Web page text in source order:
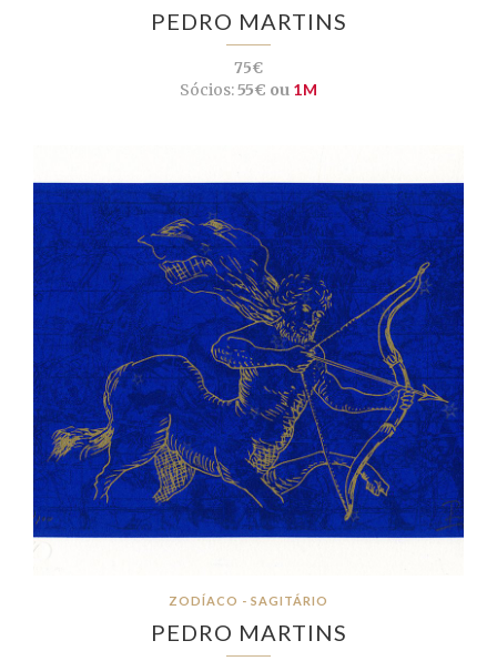
PEDRO MARTINS
75€
Sócios:55€ ou 1M
ZODÍACO - SAGITÁRIO
PEDRO MARTINS